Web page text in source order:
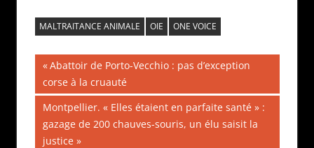
MALTRAITANCE ANIMALE OIE ONE VOICE
Navigation
de
l’article
Publication
précédente :
Abattoir de Porto-Vecchio : pas d’exception
corse à la cruauté
Publication
suivante :
Montpellier. « Elles étaient en parfaite santé » :
gazage de 200 chauves-souris, un élu saisit la
justice